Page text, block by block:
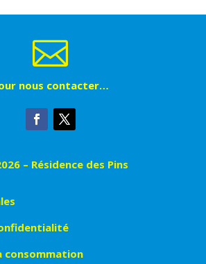

nous contacter…
– Résidence des Pins
consommation